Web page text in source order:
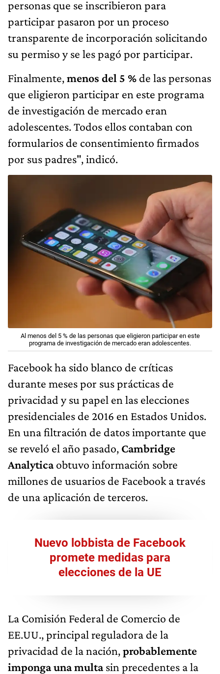
personas que se inscribieron para
participar pasaron por un proceso
transparente de incorporación solicitando
su permiso y se les pagó por participar.
Finalmente,menos del 5 % de las personas
que eligieron participar en este programa
de investigación de mercado eran
adolescentes. Todos ellos contaban con
formularios de consentimiento firmados
por sus padres", indicó.
Al menos del 5 % de las personas que eligieron participar en este
programa de investigación de mercado eran adolescentes.
Facebook ha sido blanco de críticas
durante meses por sus prácticas de
privacidad y su papel en las elecciones
presidenciales de 2016 en Estados Unidos.
En una filtración de datos importante que
se reveló el año pasado, Cambridge
Analyticaobtuvo información sobre
millones de usuarios de Facebook a través
de una aplicación de terceros.
Nuevo lobbista de Facebook
promete medidas para
elecciones de la UE
La Comisión Federal de Comercio de
EE.UU., principal reguladora de la
privacidad de la nación,probablemente
imponga una multasin precedentes a la